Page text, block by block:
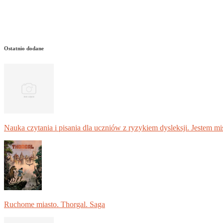
Ostatnio dodane
Nauka czytania i pisania dla uczniów z ryzykiem dysleksji. Jestem
Ruchome miasto. Thorgal. Saga